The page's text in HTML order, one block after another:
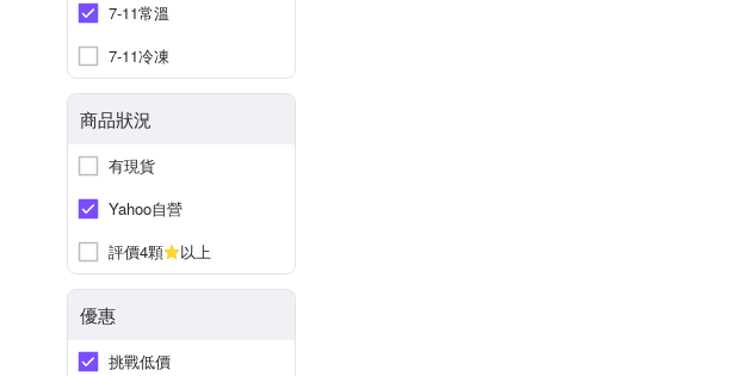
7-11常溫
7-11冷凍
商品狀況
有現貨
Yahoo自營
評價4顆
以上
優惠
挑戰低價